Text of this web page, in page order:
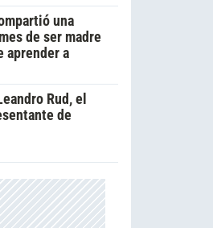
una
de ser madre
aprender a
Rud, el
de